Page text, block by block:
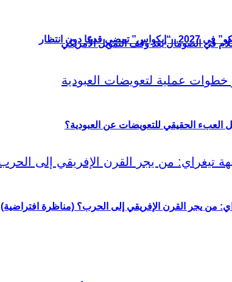
دون انتظار
في الصومال بعد وقف التمويل الأمريكي
العبء الحقيقي للتعويضات عن العبودية؟
من يجر القرن الإفريقي إلى الحرب؟ (مناظرة افتراضية)